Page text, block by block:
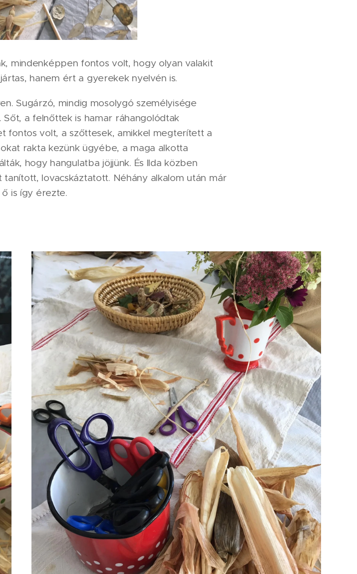
mindenképpen fontos volt, hogy olyan valakit
hanem ért a gyerekek nyelvén is.
Sugárzó, mindig mosolygó személyisége
a felnőttek is hamar ráhangolódtak
fontos volt, a szőttesek, amikkel megterített a
rakta kezünk ügyébe, a maga alkotta
hogy hangulatba jöjjünk. És Ilda közben
lovacskáztatott. Néhány alkalom után már
is így érezte.